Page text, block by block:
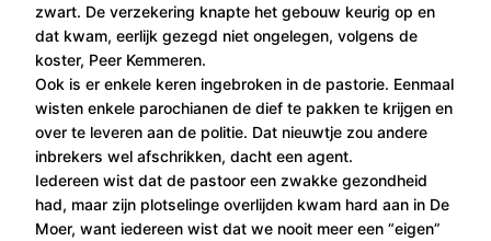
zwart. De verzekering knapte het gebouw keurig op en
dat kwam, eerlijk gezegd niet ongelegen, volgens de
koster, Peer Kemmeren.
Ook is er enkele keren ingebroken in de pastorie. Eenmaal
wisten enkele parochianen de dief te pakken te krijgen en
over te leveren aan de politie. Dat nieuwtje zou andere
inbrekers wel afschrikken, dacht een agent.
Iedereen wist dat de pastoor een zwakke gezondheid
had, maar zijn plotselinge overlijden kwam hard aan in De
Moer, want iedereen wist dat we nooit meer een “eigen”